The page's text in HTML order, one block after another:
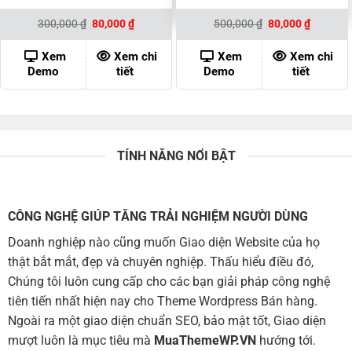
300,000₫ Giá
gốc
là:
300,000 ₫.
80,000₫Giá
hiện
tại
là:
80,000 ₫.
Xem
Demo
Xem chi
tiết
500,000₫ Giá
gốc
là:
500,000 ₫.
80,000₫Giá
hiện
tại
là:
80,000
Xem
Demo
Xem chi
tiết
TÍNH NĂNG NỔI BẬT
CÔNG NGHỆ GIÚP TĂNG TRẢI NGHIỆM NGƯỜI DÙNG
Doanh nghiệp nào cũng muốn Giao diện Website của họ
thật bắt mắt, đẹp và chuyên nghiệp. Thấu hiểu điều đó,
Chúng tôi luôn cung cấp cho các bạn giải pháp công nghệ
tiên tiến nhất hiện nay cho Theme Wordpress Bán hàng.
Ngoài ra một giao diện chuẩn SEO, bảo mật tốt, Giao diện
mượt luôn là mục tiêu mà MuaThemeWP.VN hướng tới.